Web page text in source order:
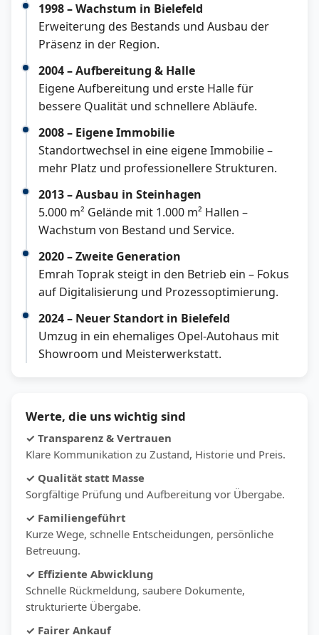
1998 – Wachstum in Bielefeld
Erweiterung des Bestands und Ausbau der
Präsenz in der Region.
2004 – Aufbereitung & Halle
Eigene Aufbereitung und erste Halle für
bessere Qualität und schnellere Abläufe.
2008 – Eigene Immobilie
Standortwechsel in eine eigene Immobilie –
mehr Platz und professionellere Strukturen.
2013 – Ausbau in Steinhagen
5.000 m² Gelände mit 1.000 m² Hallen –
Wachstum von Bestand und Service.
2020 – Zweite Generation
Emrah Toprak steigt in den Betrieb ein – Fokus
auf Digitalisierung und Prozessoptimierung.
2024 – Neuer Standort in Bielefeld
Umzug in ein ehemaliges Opel-Autohaus mit
Showroom und Meisterwerkstatt.
Werte, die uns wichtig sind
✓ Transparenz & Vertrauen
Klare Kommunikation zu Zustand, Historie und Preis.
✓ Qualität statt Masse
Sorgfältige Prüfung und Aufbereitung vor Übergabe.
✓ Familiengeführt
Kurze Wege, schnelle Entscheidungen, persönliche
Betreuung.
✓ Effiziente Abwicklung
Schnelle Rückmeldung, saubere Dokumente,
strukturierte Übergabe.
✓ Fairer Ankauf